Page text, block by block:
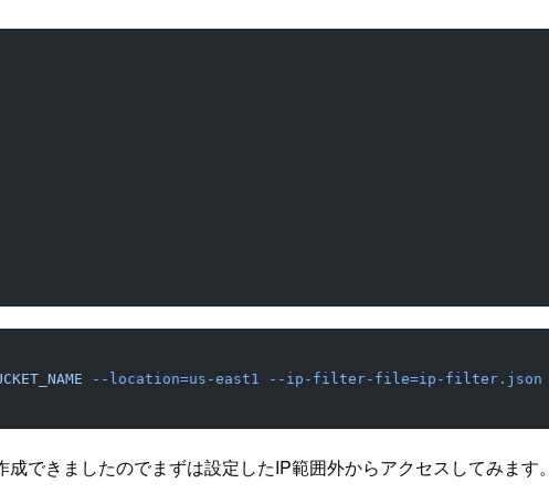
--location=us-east1 --ip-filter-file=ip-filter.json
できましたのでまずは設定したIP範囲外からアクセスしてみます